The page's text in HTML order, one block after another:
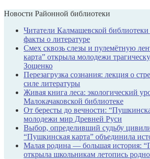
Новости Районной библиотеки
Читатели Калмашевской
факты о литературе
Смех сквозь слезы и пулемётную
карта” открыла молодежи
Зощенко
Перезагрузка сознания: лекция о
силе литературы
Живая книга леса: экологический
Малокачаковской библиотеке
От бересты до вечности:
молодежи мир Древней Руси
Выбор, определивший судьбу
“Пушкинская карта” объединила
Малая родина — большая история:
открыла школьникам летопись